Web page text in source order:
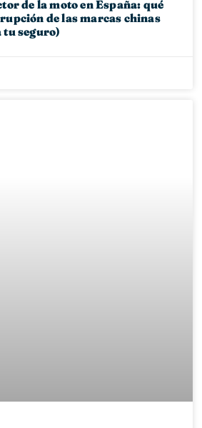
de la moto en España: qué
de las marcas chinas
tu seguro)